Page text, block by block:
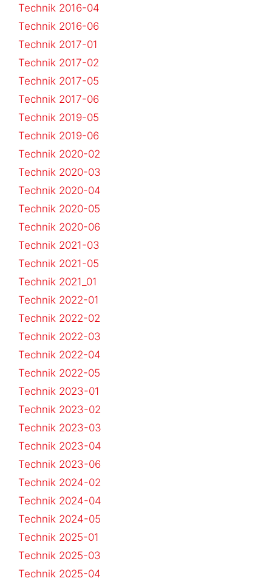
Technik 2016-04
Technik 2016-06
Technik 2017-01
Technik 2017-02
Technik 2017-05
Technik 2017-06
Technik 2019-05
Technik 2019-06
Technik 2020-02
Technik 2020-03
Technik 2020-04
Technik 2020-05
Technik 2020-06
Technik 2021-03
Technik 2021-05
Technik 2021_01
Technik 2022-01
Technik 2022-02
Technik 2022-03
Technik 2022-04
Technik 2022-05
Technik 2023-01
Technik 2023-02
Technik 2023-03
Technik 2023-04
Technik 2023-06
Technik 2024-02
Technik 2024-04
Technik 2024-05
Technik 2025-01
Technik 2025-03
Technik 2025-04